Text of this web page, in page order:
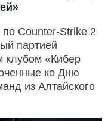
Counter-Strike 2
партией
клубом «Кибер
ко Дню
из Алтайского